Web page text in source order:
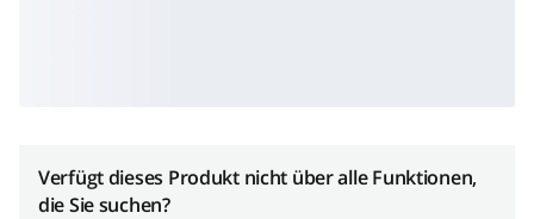
Verfügt dieses Produkt nicht über alle Funktionen,
die Sie suchen?